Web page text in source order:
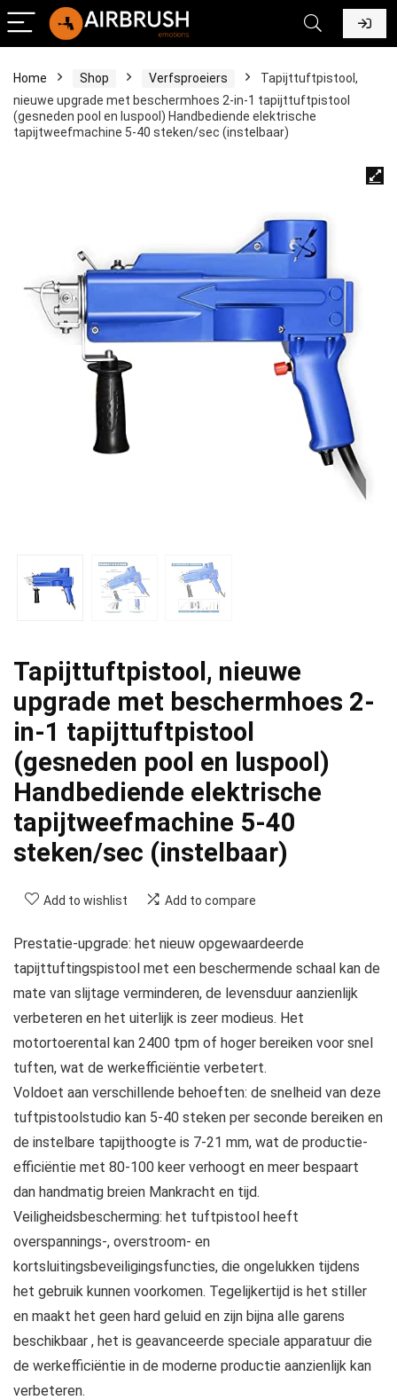
Home Shop Verfsproeiers
Tapijttuftpistool,
nieuwe upgrade met beschermhoes 2-in-1 tapijttuftpistool
(gesneden pool en luspool) Handbediende elektrische
tapijtweefmachine 5-40 steken/sec (instelbaar)
Tapijttuftpistool, nieuwe
upgrade met beschermhoes 2-
in-1 tapijttuftpistool
(gesneden pool en luspool)
Handbediende elektrische
tapijtweefmachine 5-40
steken/sec (instelbaar)
Add to wishlist Add to compare
Prestatie-upgrade: het nieuw opgewaardeerde
tapijttuftingspistool met een beschermende schaal kan de
mate van slijtage verminderen, de levensduur aanzienlijk
verbeteren en het uiterlijk is zeer modieus. Het
motortoerental kan 2400 tpm of hoger bereiken voor snel
tuften, wat de werkefficiëntie verbetert.
Voldoet aan verschillende behoeften: de snelheid van deze
tuftpistoolstudio kan 5-40 steken per seconde bereiken en
de instelbare tapijthoogte is 7-21 mm, wat de productie-
efficiëntie met 80-100 keer verhoogt en meer bespaart
dan handmatig breien Mankracht en tijd.
Veiligheidsbescherming: het tuftpistool heeft
overspannings-, overstroom- en
kortsluitingsbeveiligingsfuncties, die ongelukken tijdens
het gebruik kunnen voorkomen. Tegelijkertijd is het stiller
en maakt het geen hard geluid en zijn bijna alle garens
beschikbaar , het is geavanceerde speciale apparatuur die
de werkefficiëntie in de moderne productie aanzienlijk kan
verbeteren.